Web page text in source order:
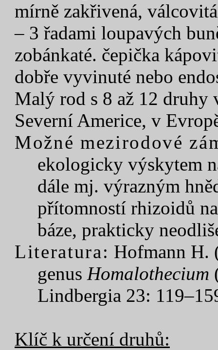
mírně zakřivená,
– 3 řadami loupavých
zobánkaté. čepička
dobře vyvinuté nebo
Malý rod s 8 až 12 druhy
Severní Americe, v
Možné mezirodové
ekologicky výskytem
dále mj. výrazným
přítomností rhizoidů
báze, prakticky
Literatura: Hofmann H.
genusHomalothecium
Lindbergia 23:
Klíč k určení druhů: